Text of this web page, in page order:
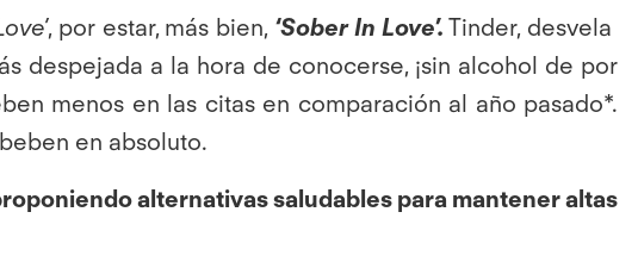
, por estar, más bien, ‘Sober In Love’. Tinder, desvela
despejada a la hora de conocerse, ¡sin alcohol de por
menos en las citas en comparación al año pasado*.
en absoluto.
alternativas saludables para mantener altas